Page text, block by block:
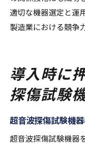
適切な機器選定と運
製造業における競争
導入時に
探傷試験
超音波探傷試験機
超音波探傷試験機器